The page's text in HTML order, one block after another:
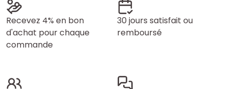
Recevez 4% en bon
d'achat pour chaque
commande
30 jours satisfait ou
remboursé